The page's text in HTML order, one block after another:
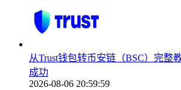
从Trust钱包转币安链（BSC）完整
成功
2026-08-06 20:59:59